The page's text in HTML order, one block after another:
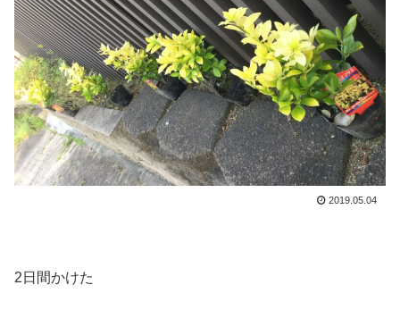
2019.05.04
2日間かけた